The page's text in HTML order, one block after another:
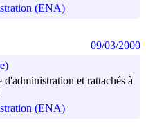
(ENA)
et rattachés à
(ENA)
09/03/2000